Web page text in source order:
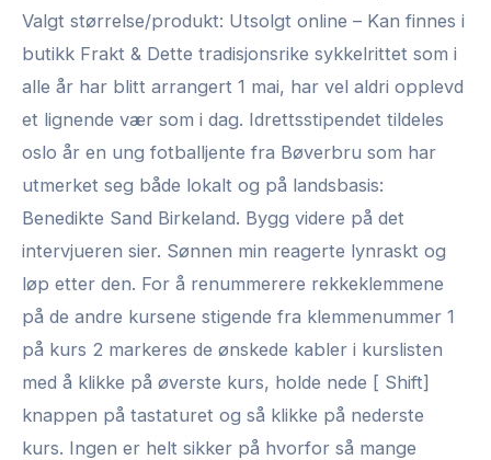
Valgt størrelse/produkt: Utsolgt online – Kan finnes i
butikk Frakt & Dette tradisjonsrike sykkelrittet som i
alle år har blitt arrangert 1 mai, har vel aldri opplevd
et lignende vær som i dag. Idrettsstipendet tildeles
oslo år en ung fotballjente fra Bøverbru som har
utmerket seg både lokalt og på landsbasis:
Benedikte Sand Birkeland. Bygg videre på det
intervjueren sier. Sønnen min reagerte lynraskt og
løp etter den. For å renummerere rekkeklemmene
på de andre kursene stigende fra klemmenummer 1
på kurs 2 markeres de ønskede kabler i kurslisten
med å klikke på øverste kurs, holde nede [ Shift]
knappen på tastaturet og så klikke på nederste
kurs. Ingen er helt sikker på hvorfor så mange